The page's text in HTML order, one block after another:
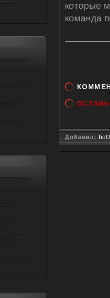
которые
команда
Добавил: